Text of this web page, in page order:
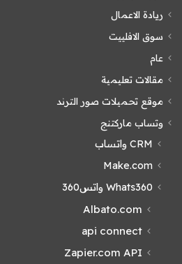
ريادة الاعمال
سوق الافلييت
عام
مقالات تعليمية
موقع تحميلات صور الترند
وتساب ماركتنج
CRM واتساب
Make.com
Whats360 واتس360
Albato.com
api connect
Zapier.com API